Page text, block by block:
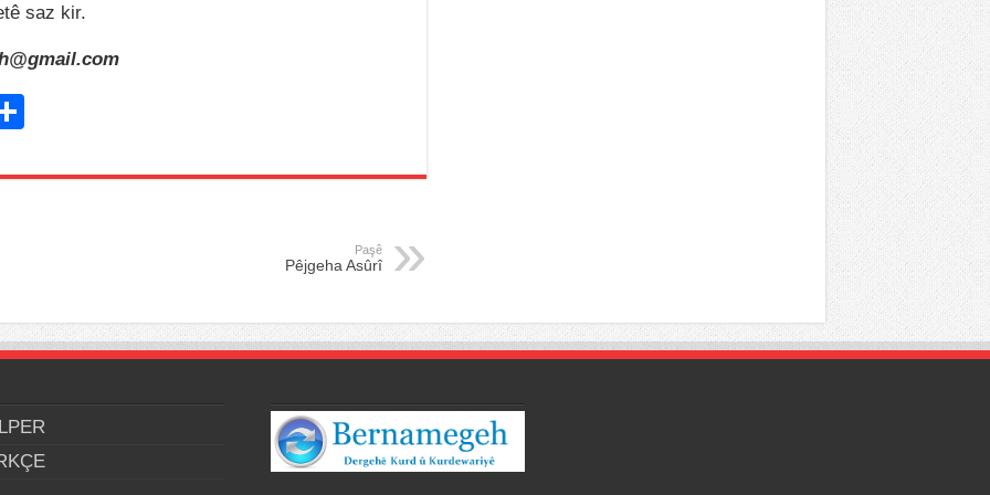
saz kir.
ar
Paşê
Pêjgeha Asûrî